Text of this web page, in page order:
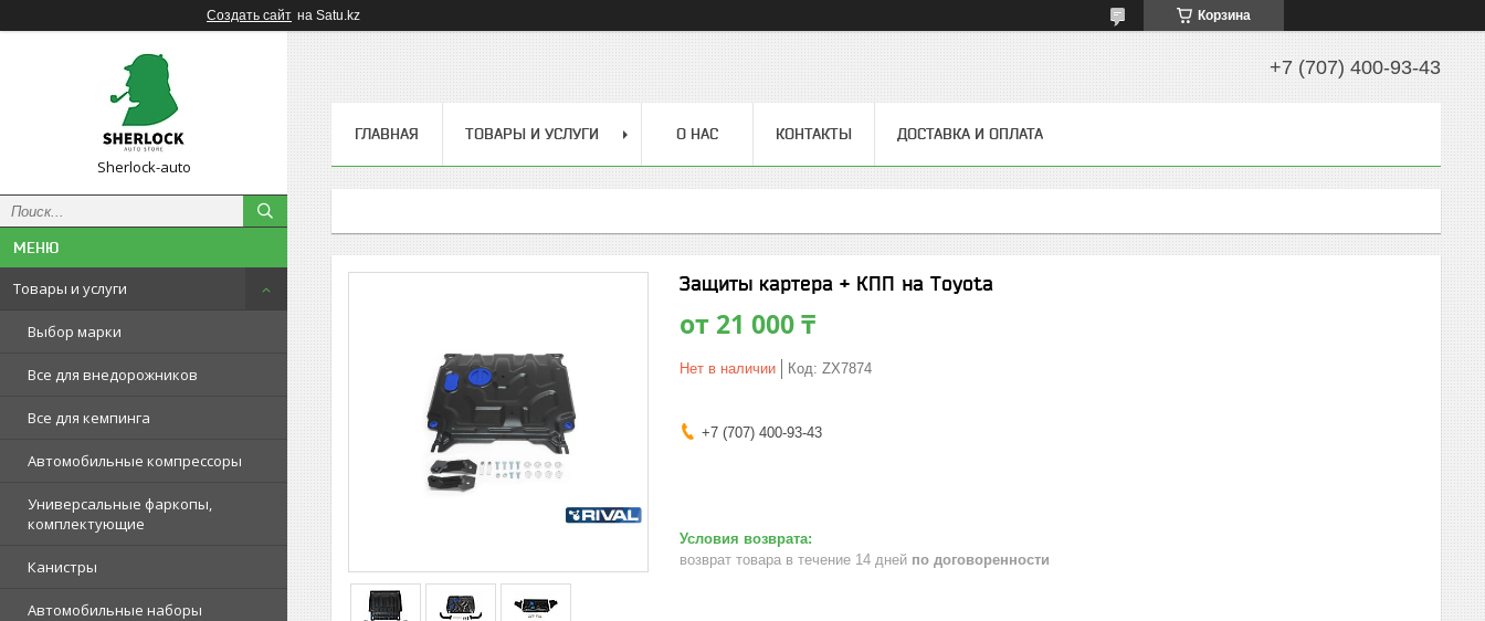
Создать сайт на Satu.kz Корзина
Sherlock-auto
Товары и услуги
Выбор марки
Все для внедорожников
Все для кемпинга
Автомобильные компрессоры
Универсальные фаркопы,
комплектующие
Канистры
Автомобильные наборы
+7 (707) 400-93-43
ГЛАВНАЯ ТОВАРЫ И УСЛУГИ О НАС КОНТАКТЫ ДОСТАВКА И ОПЛАТА
Защиты картера + КПП на Toyota
от 21 000 ₸
Нет в наличии Код: ZX7874
+7 (707) 400-93-43
возврат товара в течение 14 дней по договоренности